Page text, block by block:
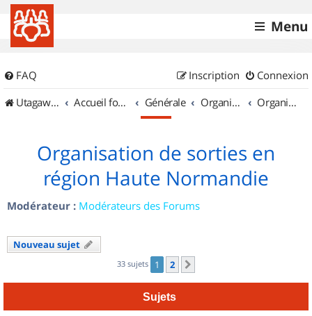
Menu
FAQ Connexion
Inscription
UtagawaVTT (Randos VTT et VTTAE avec traces GPS)
Accueil forum Générale Organisation de sorties & Recherche de partenaires Organisation de sorties en région Haute Normandie
Organisation de sorties en
région Haute Normandie
Modérateur : Modérateurs des Forums
Nouveau sujet
33 sujets 1 2
Sujets